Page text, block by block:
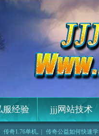
服经验 jjj网站技术
传奇1.76单机, 传奇公益如何快速学